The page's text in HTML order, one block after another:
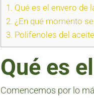
1. Qué es el envero de
2. ¿En qué momento
3. Polifenoles del
Qué es
Comencemos por lo